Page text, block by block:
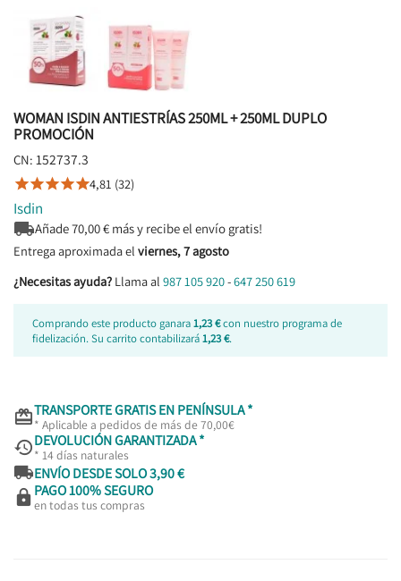
WOMAN ISDIN ANTIESTRÍAS 250ML + 250ML DUPLO
PROMOCIÓN
CN: 152737.3
4,81 (32)
Isdin
Añade70,00€ más y recibe el envío gratis!
Entrega aproximada el viernes, 7 agosto
¿Necesitas ayuda? Llama al 987 105 920-647 250 619
Comprando este producto ganara1,23 €con nuestro programa de
fidelización. Su carrito contabilizará1,23 €.
TRANSPORTE GRATIS EN PENÍNSULA *
* Aplicable a pedidos de más de 70,00€
DEVOLUCIÓN GARANTIZADA *
* 14 días naturales
ENVÍO DESDE SOLO 3,90 €
 PAGO 100% SEGURO
en todas tus compras